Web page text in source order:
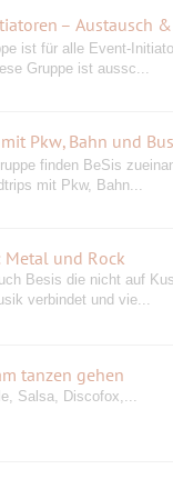
– Austausch
ist für alle Event-
Gruppe ist aussc...
Pkw, Bahn und Bus
finden BeSis
mit Pkw, Bahn...
Metal und Rock
Besis die nicht auf
verbindet und vie...
tanzen gehen
Salsa, Discofox,...